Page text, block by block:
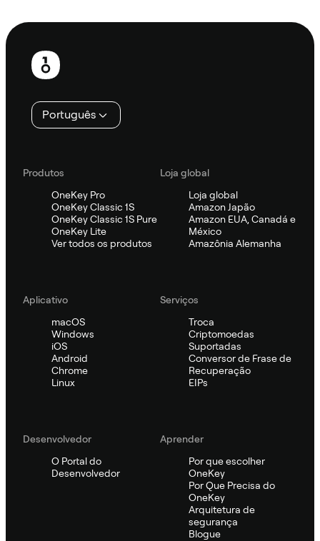
Rodapé
Português
Produtos
OneKey Pro
OneKey Classic 1S
OneKey Classic 1S Pure
OneKey Lite
Ver todos os produtos
Loja global
Loja global
Amazon Japão
Amazon EUA, Canadá e
México
Amazônia Alemanha
Aplicativo
macOS
Windows
iOS
Android
Chrome
Linux
Serviços
Troca
Criptomoedas
Suportadas
Conversor de Frase de
Recuperação
EIPs
Desenvolvedor
O Portal do
Desenvolvedor
Aprender
Por que escolher
OneKey
Por Que Precisa do
OneKey
Arquitetura de
segurança
Blogue